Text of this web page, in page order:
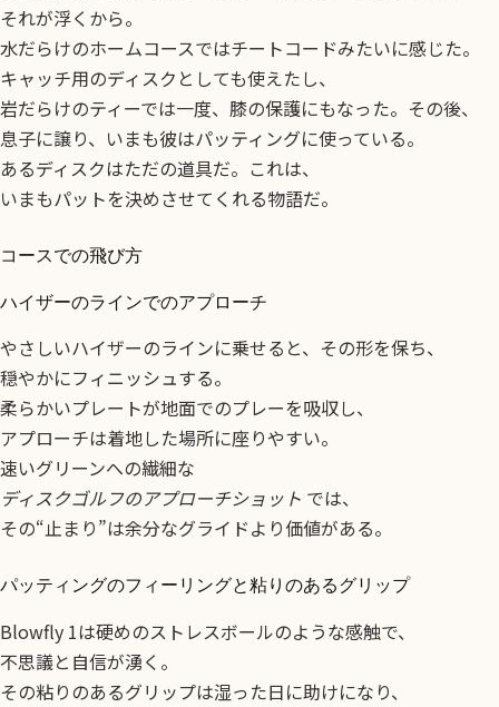
それが浮くから。
水だらけのホームコースではチートコードみたいに感じた。
キャッチ用のディスクとしても使えたし、
岩だらけのティーでは一度、膝の保護にもなった。その後、
息子に譲り、いまも彼はパッティングに使っている。
あるディスクはただの道具だ。これは、
いまもパットを決めさせてくれる物語だ。
コースでの飛び方
ハイザーのラインでのアプローチ
やさしいハイザーのラインに乗せると、その形を保ち、
穏やかにフィニッシュする。
柔らかいプレートが地面でのプレーを吸収し、
アプローチは着地した場所に座りやすい。
速いグリーンへの繊細な
ディスクゴルフのアプローチショット では、
その“止まり”は余分なグライドより価値がある。
パッティングのフィーリングと粘りのあるグリップ
Blowfly 1は硬めのストレスボールのような感触で、
不思議と自信が湧く。
その粘りのあるグリップは湿った日に助けになり、